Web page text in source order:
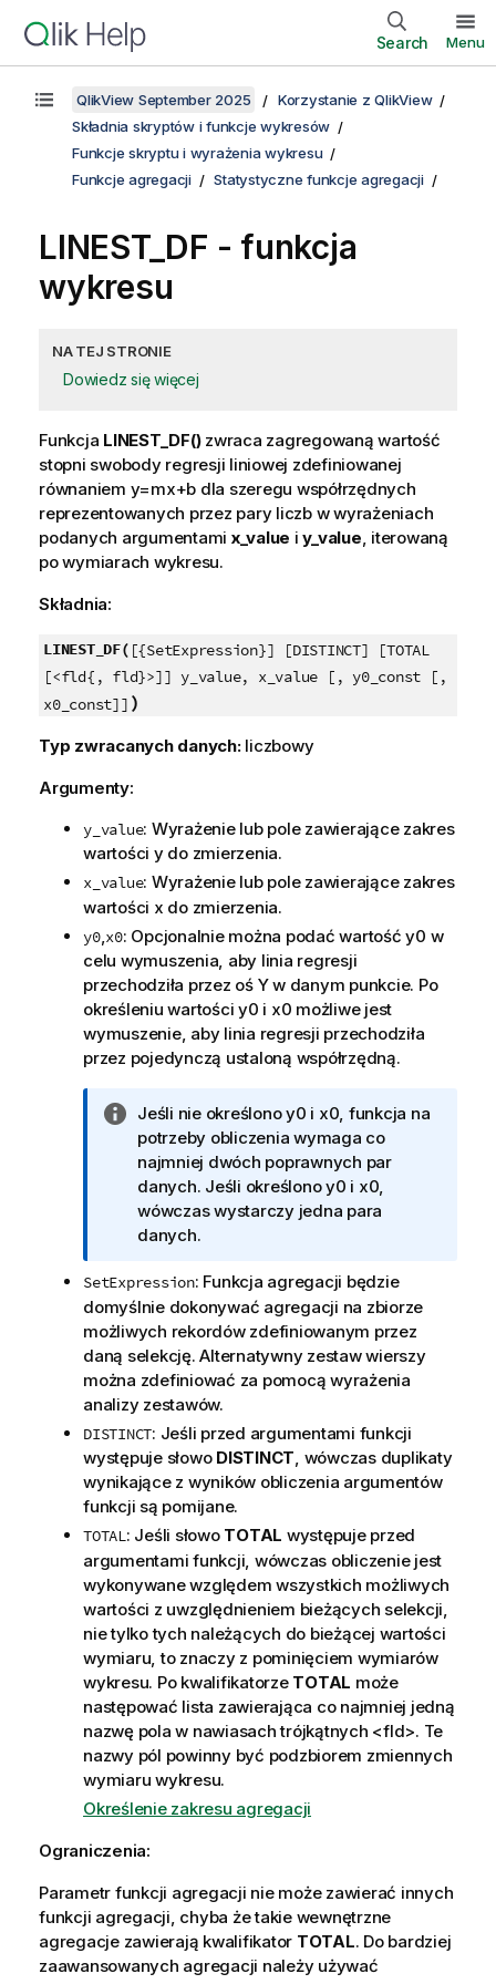
Search Menu
QlikView September 2025
Korzystanie z QlikView
Składnia skryptów i funkcje wykresów
Funkcje skryptu i wyrażenia wykresu
Funkcje agregacji
Statystyczne funkcje agregacji
LINEST_DF - funkcja
wykresu
NA TEJ STRONIE
Dowiedz się więcej
Funkcja LINEST_DF()zwraca zagregowaną wartość
stopni swobody regresji liniowej zdefiniowanej
równaniem y=mx+b dla szeregu współrzędnych
reprezentowanych przez pary liczb w wyrażeniach
podanych argumentami x_value iy_value, iterowaną
po wymiarach wykresu.
Składnia:
LINEST_DF( [{SetExpression}] [DISTINCT] [TOTAL
[<fld{, fld}>]] y_value, x_value [, y0_const [,
x0_const]] )
Typ zwracanych danych: liczbowy
Argumenty:
y_value: Wyrażenie lub pole zawierające zakres
wartości ydo zmierzenia.
x_value: Wyrażenie lub pole zawierające zakres
wartości x do zmierzenia.
y0,x0: Opcjonalnie można podać wartośćy0 w
celu wymuszenia, aby linia regresji
przechodziła przez oś Y w danym punkcie. Po
określeniu wartości y0 i x0 możliwe jest
wymuszenie, aby linia regresji przechodziła
przez pojedynczą ustaloną współrzędną.
I
n
f
o
r
m
c
j
a
Jeśli nie określonoy0 i x0, funkcja na
potrzeby obliczenia wymaga co
najmniej dwóch poprawnych par
danych. Jeśli określonoy0 i x0,
wówczas wystarczy jedna para
danych.
SetExpression: Funkcja agregacji będzie
domyślnie dokonywać agregacji na zbiorze
możliwych rekordów zdefiniowanym przez
daną selekcję. Alternatywny zestaw wierszy
można zdefiniować za pomocą wyrażenia
analizy zestawów.
DISTINCT: Jeśli przed argumentami funkcji
występuje słowo DISTINCT, wówczas duplikaty
wynikające z wyników obliczenia argumentów
funkcji są pomijane.
TOTAL: Jeśli słowo TOTAL występuje przed
argumentami funkcji, wówczas obliczenie jest
wykonywane względem wszystkich możliwych
wartości z uwzględnieniem bieżących selekcji,
nie tylko tych należących do bieżącej wartości
wymiaru, to znaczy z pominięciem wymiarów
wykresu. Po kwalifikatorze TOTAL może
następować lista zawierająca co najmniej jedną
nazwę pola w nawiasach trójkątnych <fld>. Te
nazwy pól powinny być podzbiorem zmiennych
wymiaru wykresu.
Określenie zakresu agregacji
Ograniczenia:
Parametr funkcji agregacji nie może zawierać innych
funkcji agregacji, chyba że takie wewnętrzne
agregacje zawierają kwalifikator TOTAL. Do bardziej
zaawansowanych agregacji należy używać